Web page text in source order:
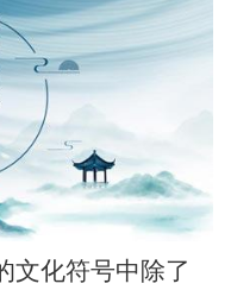
文化符号中除了